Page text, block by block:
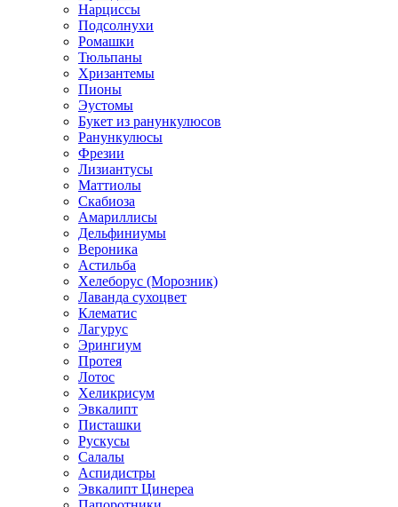
Нарциссы
Подсолнухи
Ромашки
Тюльпаны
Хризантемы
Пионы
Эустомы
Букет из ранункулюсов
Ранункулюсы
Фрезии
Лизиантусы
Маттиолы
Скабиоза
Амариллисы
Дельфиниумы
Вероника
Астильба
Хелеборус (Морозник)
Лаванда сухоцвет
Клематис
Лагурус
Эрингиум
Протея
Лотос
Хеликрисум
Эвкалипт
Писташки
Рускусы
Салалы
Аспидистры
Эвкалипт Цинереа